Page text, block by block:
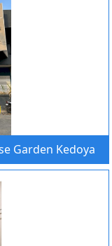
Garden Kedoya